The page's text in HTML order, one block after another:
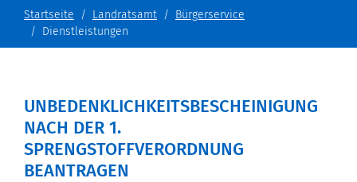
Startseite Landratsamt
Bürgerservice
Dienstleistungen
UNBEDENKLICHKEITSBESCHEINIGUNG
NACH DER 1.
SPRENGSTOFFVERORDNUNG
BEANTRAGEN